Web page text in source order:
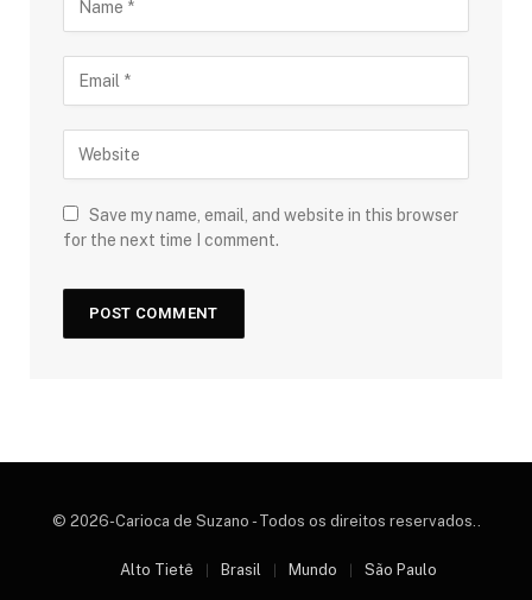
Save my name, email, and website in this browser
for the next time I comment.
© 2026-Carioca de Suzano - Todos os direitos reservados..
Alto Tietê Brasil Mundo São Paulo